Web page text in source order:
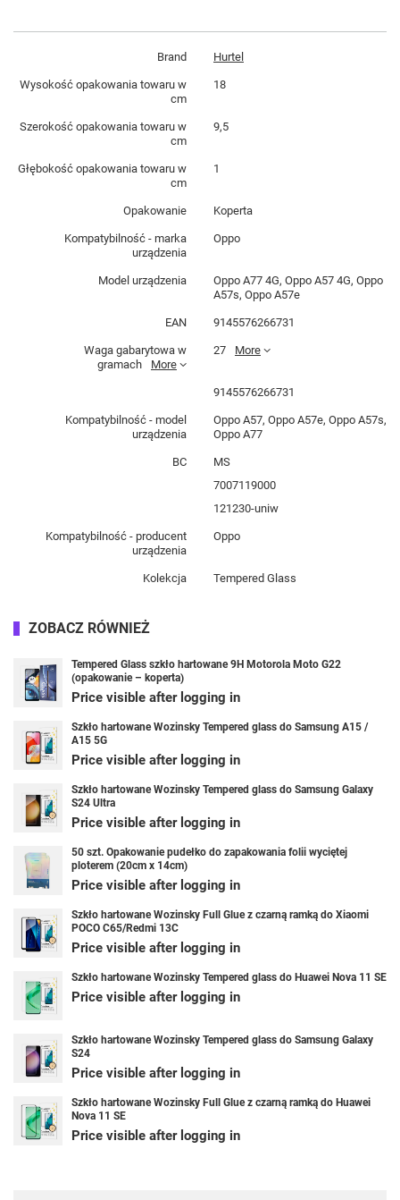
Brand Hurtel
Wysokość opakowania towaru w
cm
18
Szerokość opakowania towaru w
cm
9,5
Głębokość opakowania towaru w
cm
1
Opakowanie Koperta
Kompatybilność - marka
urządzenia
Oppo
Model urządzenia
Oppo A77 4G, Oppo A57 4G, Oppo
A57s, Oppo A57e
EAN 9145576266731
Waga gabarytowa w
gramach
More
27 More
9145576266731
Kompatybilność - model
urządzenia
Oppo A57, Oppo A57e, Oppo A57s,
Oppo A77
BC
MS
7007119000
121230-uniw
Kompatybilność - producent
urządzenia
Oppo
Kolekcja Tempered Glass
ZOBACZ RÓWNIEŻ
Tempered Glass szkło hartowane 9H Motorola Moto G22
(opakowanie – koperta)
Price visible after logging in
Szkło hartowane Wozinsky Tempered glass do Samsung A15 /
A15 5G
Price visible after logging in
Szkło hartowane Wozinsky Tempered glass do Samsung Galaxy
S24 Ultra
Price visible after logging in
50 szt. Opakowanie pudełko do zapakowania folii wyciętej
ploterem (20cm x 14cm)
Price visible after logging in
Szkło hartowane Wozinsky Full Glue z czarną ramką do Xiaomi
POCO C65/Redmi 13C
Price visible after logging in
Szkło hartowane Wozinsky Tempered glass do Huawei Nova 11 SE
Price visible after logging in
Szkło hartowane Wozinsky Tempered glass do Samsung Galaxy
S24
Price visible after logging in
Szkło hartowane Wozinsky Full Glue z czarną ramką do Huawei
Nova 11 SE
Price visible after logging in